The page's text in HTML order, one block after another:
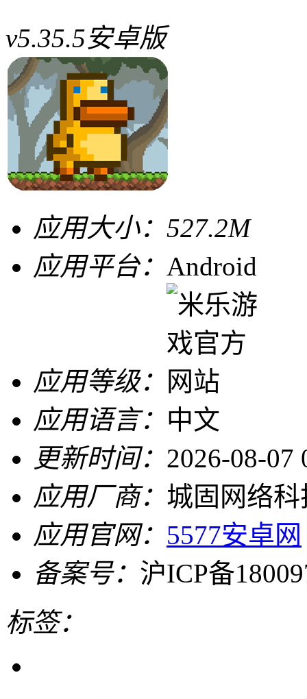
v5.35.5安卓版
应用大小： 527.2M
应用平台： Android
应用等级：
应用语言： 中文
更新时间： 2026-08-07
应用厂商： 城固网络
应用官网： 5577安卓网
备案号： 沪ICP备
标签：